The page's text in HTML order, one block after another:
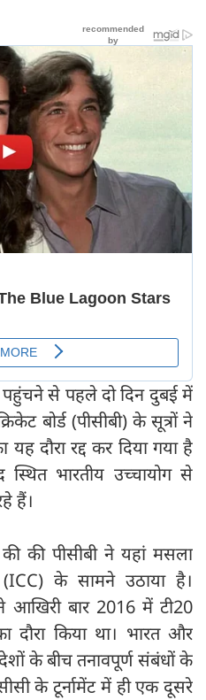
पहुंचने से पहले दो दिन दुबई में
बोर्ड (पीसीबी) के सूत्रों ने
दौरा रद्द कर दिया गया है
स्थित भारतीय उच्चायोग से
हैं।
की पीसीबी ने यहां मसला
(ICC) के सामने उठाया है।
आखिरी बार 2016 में टी20
किया था। भारत और
के बीच तनावपूर्ण संबंधों के
के टूर्नामेंट में ही एक दूसरे